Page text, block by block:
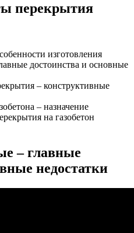
перекрытия
изготовления
достоинства и основные
– конструктивные
– назначение
на газобетон
– главные
недостатки